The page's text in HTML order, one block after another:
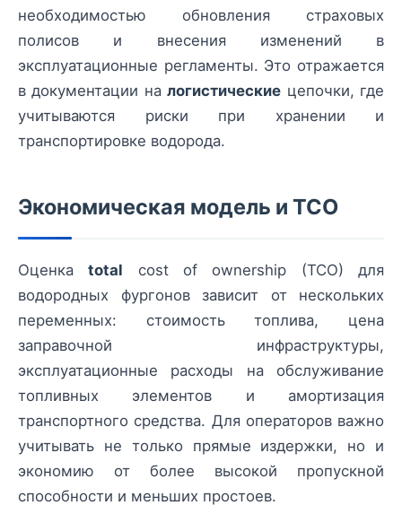
необходимостью обновления страховых
полисов и внесения изменений в
эксплуатационные регламенты. Это отражается
в документации налогистические цепочки, где
учитываются риски при хранении и
транспортировке водорода.
Экономическая модель и TCO
Оценкаtotal cost of ownership (TCO) для
водородных фургонов зависит от нескольких
переменных: стоимость топлива, цена
заправочной инфраструктуры,
эксплуатационные расходы на обслуживание
топливных элементов и амортизация
транспортного средства. Для операторов важно
учитывать не только прямые издержки, но и
экономию от более высокой пропускной
способности и меньших простоев.